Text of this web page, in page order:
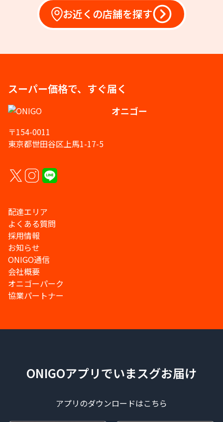
お近くの店舗を探す
スーパー価格で、すぐ届く
オニゴー
〒154-0011
東京都世田谷区上馬1-17-5
配達エリア
よくある質問
採用情報
お知らせ
ONIGO通信
会社概要
オニゴーパーク
協業パートナー
ONIGOアプリでいまスグお届け
アプリのダウンロードはこちら